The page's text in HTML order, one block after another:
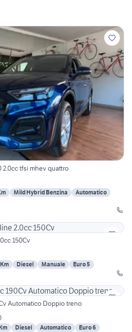
2.0cc tfsi mhev quattro
Mild Hybrid Benzina
Automatico
150Cv
Diesel Manuale
Euro 5
Automatico Doppio treno
)
Diesel Automatico
Euro 6